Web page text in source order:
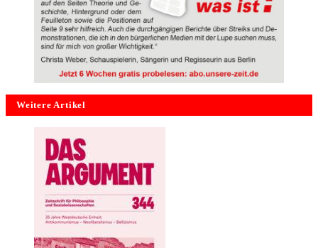
Weitere Artikel